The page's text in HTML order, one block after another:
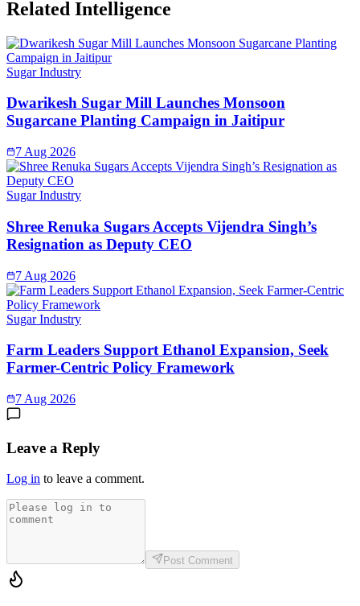
Related Intelligence
Sugar Industry
Dwarikesh Sugar Mill Launches Monsoon
Sugarcane Planting Campaign in Jaitipur
7 Aug 2026
Sugar Industry
Shree Renuka Sugars Accepts Vijendra Singh’s
Resignation as Deputy CEO
7 Aug 2026
Sugar Industry
Farm Leaders Support Ethanol Expansion, Seek
Farmer-Centric Policy Framework
7 Aug 2026
Leave a Reply
Log in to leave a comment.
Post Comment